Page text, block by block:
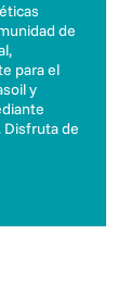
de
para el
y
Disfruta de